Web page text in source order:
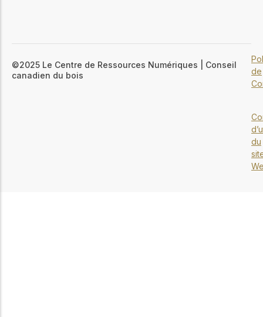
©2025 Le Centre de Ressources Numériques | Conseil
canadien du bois
de
du